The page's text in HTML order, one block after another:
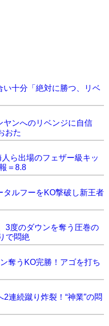
い十分「絶対に勝つ、リベ
ヤンへのリベンジに自信
おた
ら出場のフェザー級キッ
＝8.8
タルフーをKO撃破し新王者
3度のダウンを奪う圧巻の
で悶絶
奪うKO完勝！アゴを打ち
連続蹴り炸裂！“神業”の悶